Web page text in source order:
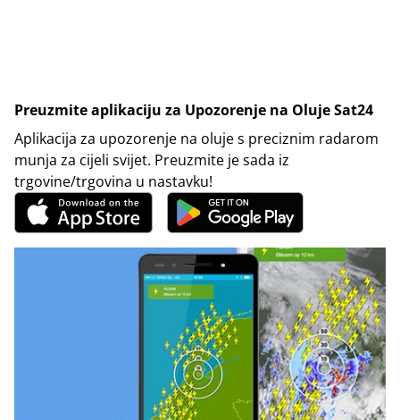
Preuzmite aplikaciju za Upozorenje na Oluje Sat24
Aplikacija za upozorenje na oluje s preciznim radarom
munja za cijeli svijet. Preuzmite je sada iz
trgovine/trgovina u nastavku!